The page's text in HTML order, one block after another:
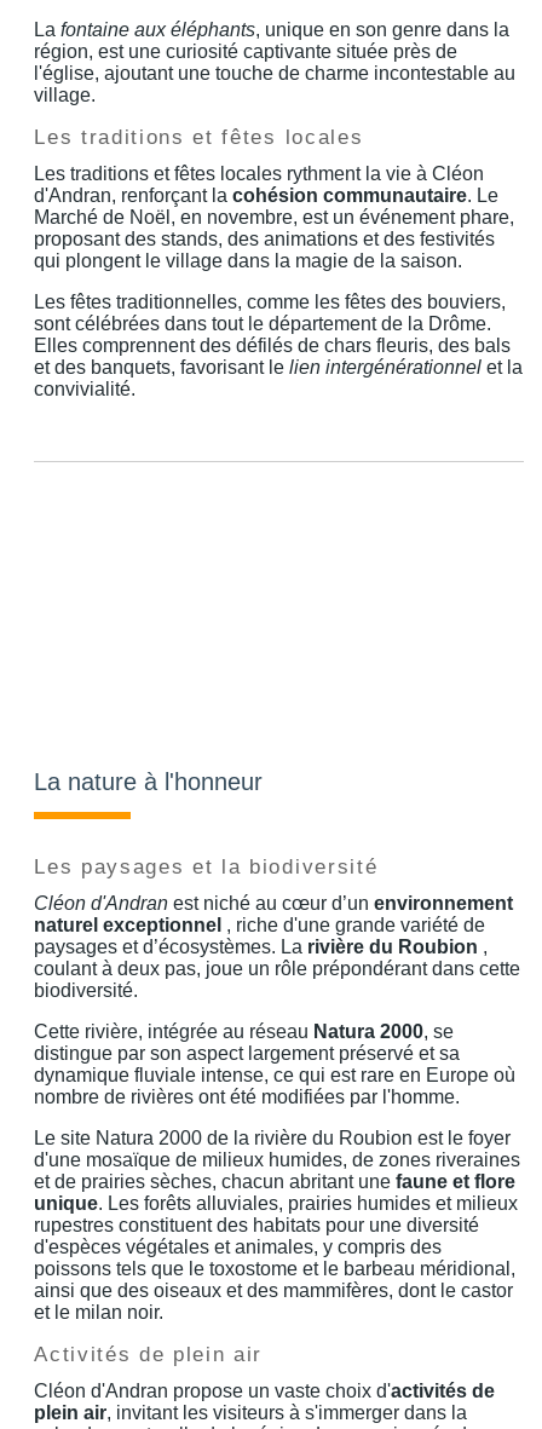
Lafontaine aux éléphants, unique en son genre dans la
région, est une curiosité captivante située près de
l'église, ajoutant une touche de charme incontestable au
village.
Les traditions et fêtes locales
Les traditions et fêtes locales rythment la vie à Cléon
d'Andran, renforçant lacohésion communautaire. Le
Marché de Noël, en novembre, est un événement phare,
proposant des stands, des animations et des festivités
qui plongent le village dans la magie de la saison.
Les fêtes traditionnelles, comme les fêtes des bouviers,
sont célébrées dans tout le département de la Drôme.
Elles comprennent des défilés de chars fleuris, des bals
et des banquets, favorisant lelien intergénérationnelet la
convivialité.
La nature à l'honneur
Les paysages et la biodiversité
Cléon d'Andran est niché au cœur d’unenvironnement
naturel exceptionnel , riche d'une grande variété de
paysages et d’écosystèmes. La rivière du Roubion ,
coulant à deux pas, joue un rôle prépondérant dans cette
biodiversité.
Cette rivière, intégrée au réseau Natura 2000, se
distingue par son aspect largement préservé et sa
dynamique fluviale intense, ce qui est rare en Europe où
nombre de rivières ont été modifiées par l'homme.
Le site Natura 2000 de la rivière du Roubion est le foyer
d'une mosaïque de milieux humides, de zones riveraines
et de prairies sèches, chacun abritant unefaune et flore
unique. Les forêts alluviales, prairies humides et milieux
rupestres constituent des habitats pour une diversité
d'espèces végétales et animales, y compris des
poissons tels que le toxostome et le barbeau méridional,
ainsi que des oiseaux et des mammifères, dont le castor
et le milan noir.
Activités de plein air
Cléon d'Andran propose un vaste choix d'activités de
plein air, invitant les visiteurs à s'immerger dans la